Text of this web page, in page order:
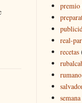
premio
real-
recetas
rumano
semana